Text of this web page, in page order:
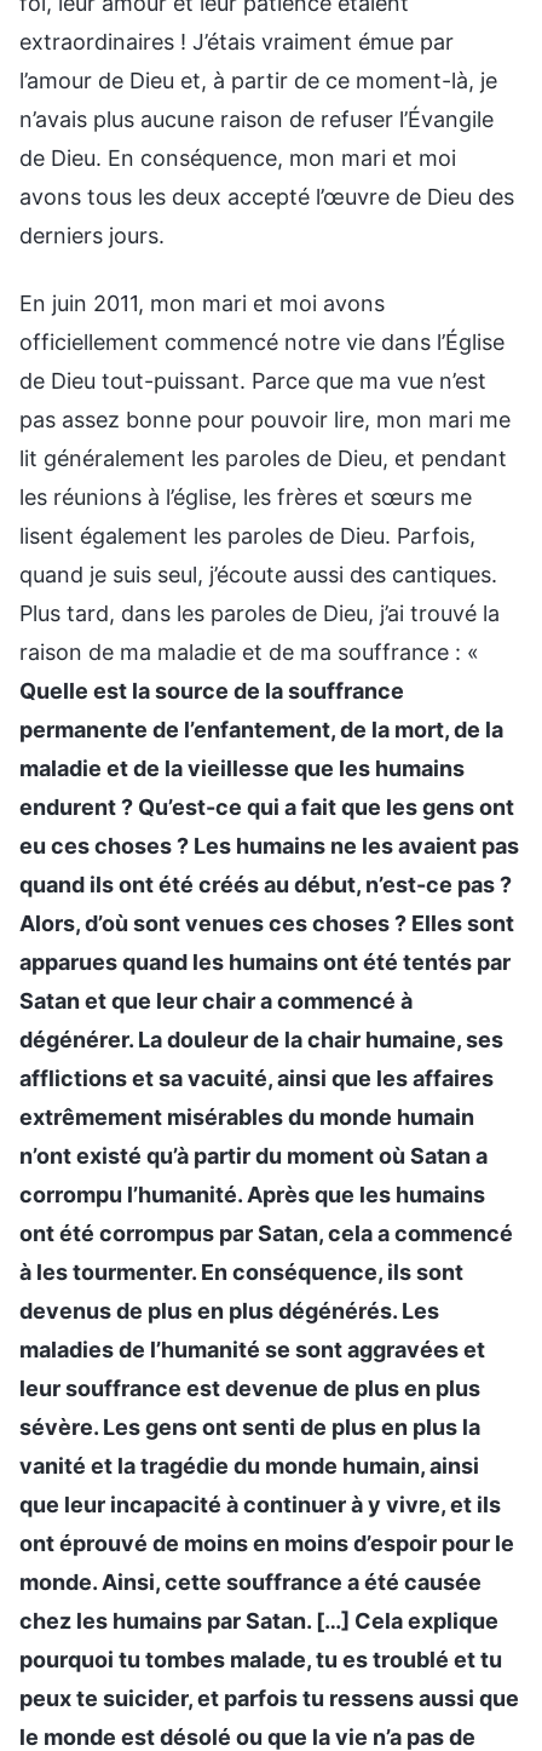
extraordinaires ! J’étais vraiment émue par
l’amour de Dieu et, à partir de ce moment-là, je
n’avais plus aucune raison de refuser l’Évangile
de Dieu. En conséquence, mon mari et moi
avons tous les deux accepté l’œuvre de Dieu des
derniers jours.
En juin 2011, mon mari et moi avons
officiellement commencé notre vie dans l’Église
de Dieu tout-puissant. Parce que ma vue n’est
pas assez bonne pour pouvoir lire, mon mari me
lit généralement les paroles de Dieu, et pendant
les réunions à l’église, les frères et sœurs me
lisent également les paroles de Dieu. Parfois,
quand je suis seul, j’écoute aussi des cantiques.
Plus tard, dans les paroles de Dieu, j’ai trouvé la
raison de ma maladie et de ma souffrance : «
Quelle est la source de la souffrance
permanente de l’enfantement, de la mort, de la
maladie et de la vieillesse que les humains
endurent ? Qu’est-ce qui a fait que les gens ont
eu ces choses ? Les humains ne les avaient pas
quand ils ont été créés au début, n’est-ce pas ?
Alors, d’où sont venues ces choses ? Elles sont
apparues quand les humains ont été tentés par
Satan et que leur chair a commencé à
dégénérer. La douleur de la chair humaine, ses
afflictions et sa vacuité, ainsi que les affaires
extrêmement misérables du monde humain
n’ont existé qu’à partir du moment où Satan a
corrompu l’humanité. Après que les humains
ont été corrompus par Satan, cela a commencé
à les tourmenter. En conséquence, ils sont
devenus de plus en plus dégénérés. Les
maladies de l’humanité se sont aggravées et
leur souffrance est devenue de plus en plus
sévère. Les gens ont senti de plus en plus la
vanité et la tragédie du monde humain, ainsi
que leur incapacité à continuer à y vivre, et ils
ont éprouvé de moins en moins d’espoir pour le
monde. Ainsi, cette souffrance a été causée
chez les humains par Satan. […] Cela explique
pourquoi tu tombes malade, tu es troublé et tu
peux te suicider, et parfois tu ressens aussi que
le monde est désolé ou que la vie n’a pas de